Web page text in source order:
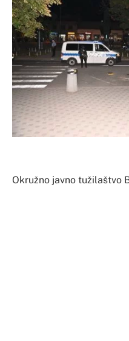
Okružno javno tužilaštvo